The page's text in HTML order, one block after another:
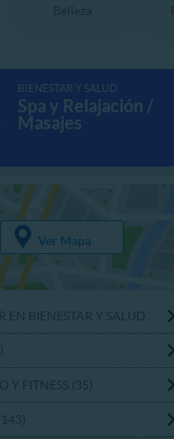
BIENESTAR Y SALUD
Spa y Relajación /
Masajes
Ver Mapa